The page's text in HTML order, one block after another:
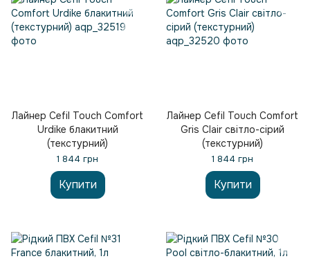
Лайнер Cefil Touch Comfort
Urdike блакитний
(текстурний)
1 844 грн
Купити
Лайнер Cefil Touch Comfort
Gris Clair світло-сірий
(текстурний)
1 844 грн
Купити